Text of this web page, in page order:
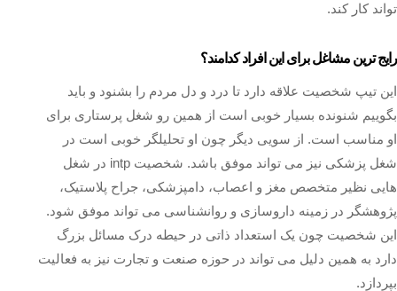
تواند کار کند.
رایج ترین مشاغل برای این افراد کدامند؟
این تیپ شخصیت علاقه دارد تا درد و دل مردم را بشنود و باید
بگوییم شنونده بسیار خوبی است از همین رو شغل پرستاری برای
او مناسب است. از سویی دیگر چون او تحلیلگر خوبی است در
شغل پزشکی نیز می تواند موفق باشد. شخصیت intp در شغل
هایی نظیر متخصص مغز و اعصاب، دامپزشکی، جراح پلاستیک،
پژوهشگر در زمینه داروسازی و روانشناسی می تواند موفق شود.
این شخصیت چون یک استعداد ذاتی در حیطه درک مسائل بزرگ
دارد به همین دلیل می تواند در حوزه صنعت و تجارت نیز به فعالیت
بپردازد.